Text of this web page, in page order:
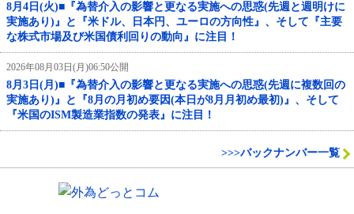
8月4日(火)■『為替介入の影響と更なる実施への思惑(先週と週明けに
実施あり)』と『米ドル、日本円、ユーロの方向性』、そして『主要
な株式市場及び米国債利回りの動向』に注目！
2026年08月03日(月)06:50公開
8月3日(月)■『為替介入の影響と更なる実施への思惑(先週に複数回の
実施あり)』と『8月の月初め要因(本日が8月月初め最初)』、そして
『米国のISM製造業指数の発表』に注目！
>>>バックナンバー一覧